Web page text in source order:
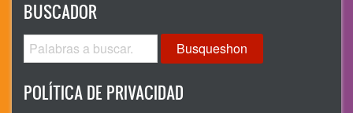
BUSCADOR
Busqueshon
POLÍTICA DE PRIVACIDAD